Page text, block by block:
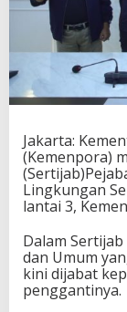
Jakarta:
(Kemenpora)
Lingkungan
lantai 3,
Dalam
dan Umum
kini dijabat
penggantinya.